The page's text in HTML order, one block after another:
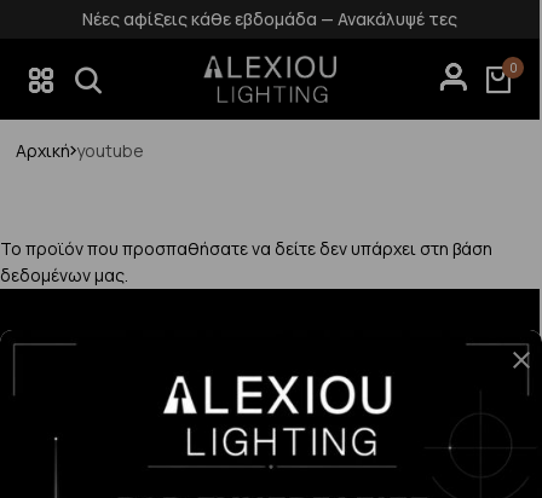
Νέες αφίξεις κάθε εβδομάδα — Ανακάλυψέ τες
0
Αρχική youtube
Το προϊόν που προσπαθήσατε να δείτε δεν υπάρχει στη βάση
δεδομένων μας.